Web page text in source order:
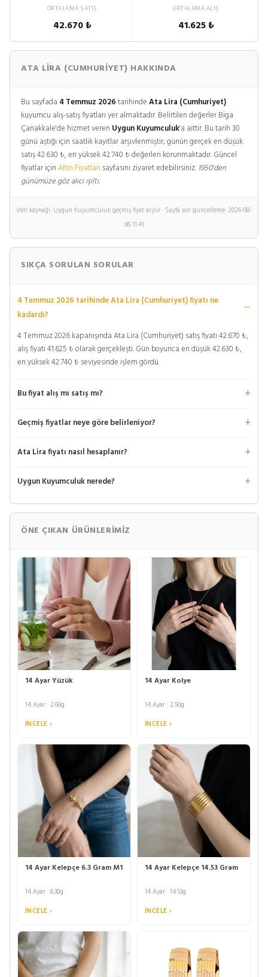
ORTALAMA SATIŞ
42.670 ₺
ORTALAMA ALIŞ
41.625 ₺
ATA LIRA (CUMHURIYET) HAKKINDA
Bu sayfada 4 Temmuz 2026tarihindeAta Lira (Cumhuriyet)
kuyumcu alış-satış fiyatları yer almaktadır. Belirtilen değerler Biga
Çanakkale'de hizmet veren Uygun Kuyumculuk'a aittir. Bu tarih 30
günü aştığı için saatlik kayıtlar arşivlenmiştir; günün gerçek en düşük
satış 42.630 ₺, en yüksek 42.740 ₺ değerleri korunmaktadır. Güncel
fiyatlar içinAltın Fiyatları sayfasını ziyaret edebilirsiniz. 1950'den
günümüze göz alıcı ışıltı.
Veri kaynağı: Uygun Kuyumculuk geçmiş fiyat arşivi · Sayfa son güncelleme: 2026-08-
06 11:41
SIKÇA SORULAN SORULAR
4 Temmuz 2026 tarihinde Ata Lira (Cumhuriyet) fiyatı ne
kadardı?
4 Temmuz 2026 kapanışında Ata Lira (Cumhuriyet) satış fiyatı 42.670 ₺,
alış fiyatı 41.625 ₺ olarak gerçekleşti. Gün boyunca en düşük 42.630 ₺,
en yüksek 42.740 ₺ seviyesinde işlem gördü.
Bu fiyat alış mı satış mı?
Geçmiş fiyatlar neye göre belirleniyor?
Ata Lira fiyatı nasıl hesaplanır?
Uygun Kuyumculuk nerede?
ÖNE ÇIKAN ÜRÜNLERIMIZ
14 Ayar Yüzük
14 Ayar · 2.60g
İNCELE ›
14 Ayar Kolye
14 Ayar · 2.50g
İNCELE ›
14 Ayar Kelepçe 6.3 Gram M1
14 Ayar · 6.30g
İNCELE ›
14 Ayar Kelepçe 14.53 Gram
14 Ayar · 14.53g
İNCELE ›